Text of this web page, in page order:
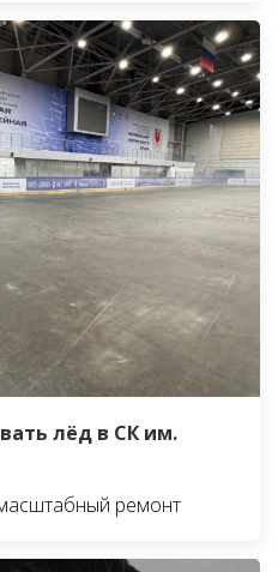
лёд в СК им.
ремонт